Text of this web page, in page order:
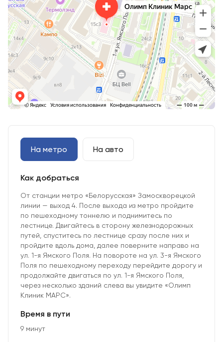
На метро На авто
Как добраться
От станции метро «Белорусская» Замоскворецкой
линии — выход 4. После выхода из метро пройдите
по пешеходному тоннелю и поднимитесь по
лестнице. Двигайтесь в сторону железнодорожных
путей, спуститесь по лестнице сразу после них и
пройдите вдоль дома, далее поверните направо на
ул. 1-я Ямского Поля. На повороте на ул. 3-я Ямского
Поля по пешеходному переходу перейдите дорогу и
продолжайте двигаться по ул. 1-я Ямского Поля,
через несколько зданий слева вы увидите «Олимп
Клиник МАРС».
Время в пути
9 минут